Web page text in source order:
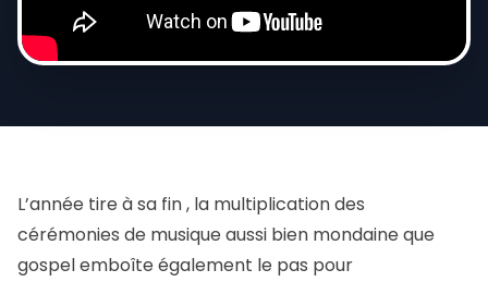
L’année tire à sa fin , la multiplication des
cérémonies de musique aussi bien mondaine que
gospel emboîte également le pas pour